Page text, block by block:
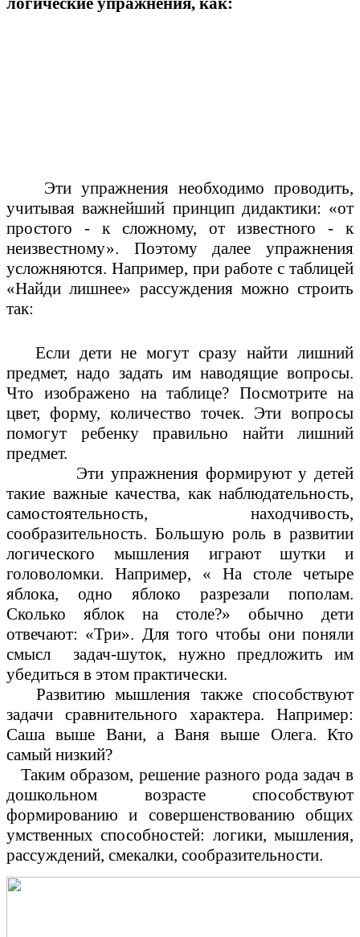
Эти упражнения необходимо проводить,
учитывая важнейший принцип дидактики: «от
простого - к сложному, от известного - к
неизвестному». Поэтому далее упражнения
усложняются. Например, при работе с таблицей
«Найди лишнее» рассуждения можно строить
так:
Если дети не могут сразу найти лишний
предмет, надо задать им наводящие вопросы.
Что изображено на таблице? Посмотрите на
цвет, форму, количество точек. Эти вопросы
помогут ребенку правильно найти лишний
предмет.
Эти упражнения формируют у детей
такие важные качества, как наблюдательность,
самостоятельность, находчивость,
сообразительность. Большую роль в развитии
логического мышления играют шутки и
головоломки. Например, « На столе четыре
яблока, одно яблоко разрезали пополам.
Сколько яблок на столе?» обычно дети
отвечают: «Три». Для того чтобы они поняли
смысл задач-шуток, нужно предложить им
убедиться в этом практически.
Развитию мышления также способствуют
задачи сравнительного характера. Например:
Саша выше Вани, а Ваня выше Олега. Кто
самый низкий?
Таким образом, решение разного рода задач в
дошкольном возрасте способствуют
формированию и совершенствованию общих
умственных способностей: логики, мышления,
рассуждений, смекалки, сообразительности.